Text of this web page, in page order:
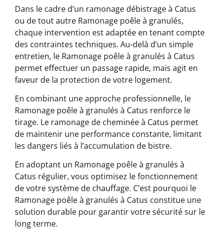
Dans le cadre d’un ramonage débistrage à Catus
ou de tout autre Ramonage poêle à granulés,
chaque intervention est adaptée en tenant compte
des contraintes techniques. Au-delà d’un simple
entretien, le Ramonage poêle à granulés à Catus
permet effectuer un passage rapide, mais agit en
faveur de la protection de votre logement.
En combinant une approche professionnelle, le
Ramonage poêle à granulés à Catus renforce le
tirage. Le ramonage de cheminée à Catus permet
de maintenir une performance constante, limitant
les dangers liés à l’accumulation de bistre.
En adoptant un Ramonage poêle à granulés à
Catus régulier, vous optimisez le fonctionnement
de votre système de chauffage. C’est pourquoi le
Ramonage poêle à granulés à Catus constitue une
solution durable pour garantir votre sécurité sur le
long terme.